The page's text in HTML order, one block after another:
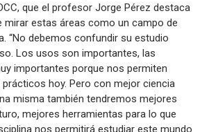
que el profesor Jorge Pérez destaca
mirar estas áreas como un campo de
“No debemos confundir su estudio
Los usos son importantes, las
importantes porque nos permiten
hoy. Pero con mejor ciencia
misma también tendremos mejores
mejores herramientas para lo que
nos permitirá estudiar este mundo